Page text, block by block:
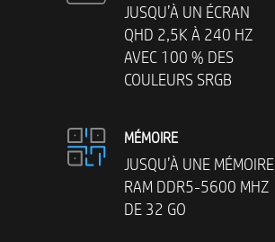
JUSQU’À UN ÉCRAN
QHD 2,5K À 240 HZ
AVEC 100 % DES
COULEURS SRGB
MÉMOIRE
JUSQU’À UNE MÉMOIRE
RAM DDR5-5600 MHZ
DE 32 GO